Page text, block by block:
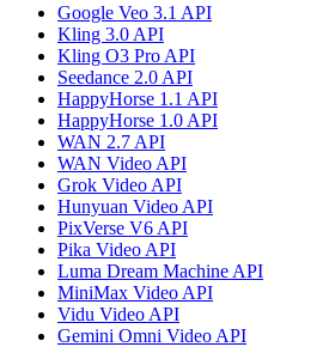
Google Veo 3.1 API
Kling 3.0 API
Kling O3 Pro API
Seedance 2.0 API
HappyHorse 1.1 API
HappyHorse 1.0 API
WAN 2.7 API
WAN Video API
Grok Video API
Hunyuan Video API
PixVerse V6 API
Pika Video API
Luma Dream Machine API
MiniMax Video API
Vidu Video API
Gemini Omni Video API